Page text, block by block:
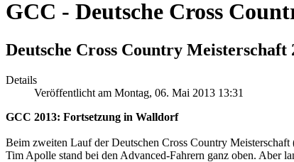
GCC - Deutsche Cross
Deutsche Cross Country
Details
Veröffentlicht am Montag, 06. Mai 2013 13:31
GCC 2013: Fortsetzung in Walldorf
Beim zweiten Lauf der Deutschen Cross Country
Tim Apolle stand bei den Advanced-Fahrern ganz oben. Aber